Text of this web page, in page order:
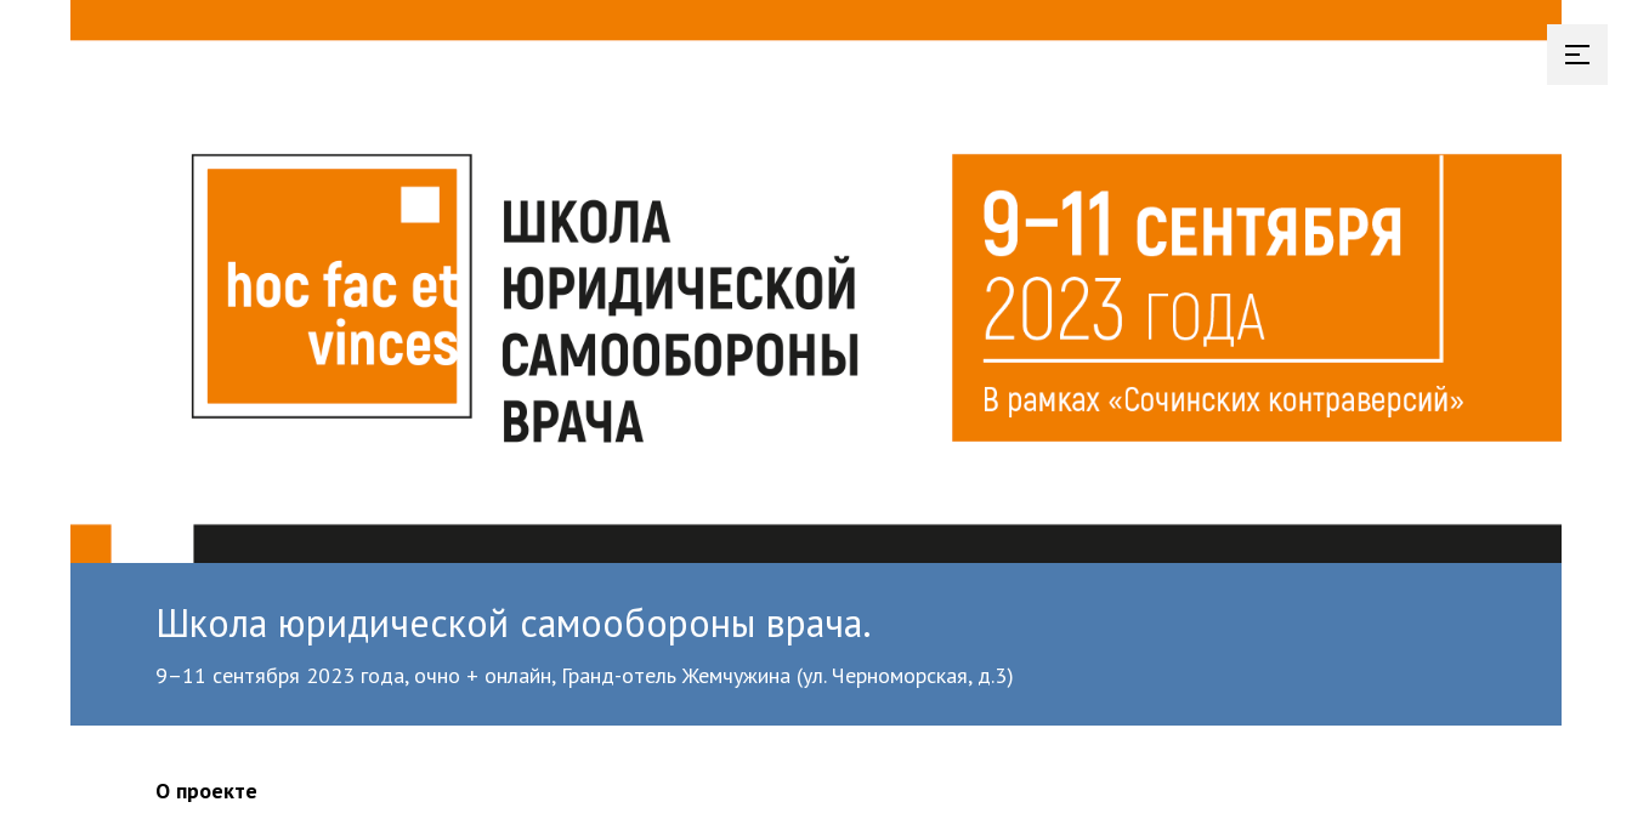
Школа юридической самообороны врача.
9–11 сентября 2023 года, очно + онлайн, Гранд-отель Жемчужина (ул. Черноморская, д.3)
О проекте